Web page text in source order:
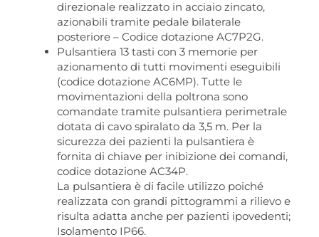
direzionale realizzato in acciaio zincato,
azionabili tramite pedale bilaterale
posteriore – Codice dotazione AC7P2G.
Pulsantiera 13 tasti con 3 memorie per
azionamento di tutti movimenti eseguibili
(codice dotazione AC6MP). Tutte le
movimentazioni della poltrona sono
comandate tramite pulsantiera perimetrale
dotata di cavo spiralato da 3,5 m. Per la
sicurezza dei pazienti la pulsantiera è
fornita di chiave per inibizione dei comandi,
codice dotazione AC34P.
La pulsantiera è di facile utilizzo poiché
realizzata con grandi pittogrammi a rilievo e
risulta adatta anche per pazienti ipovedenti;
Isolamento IP66.